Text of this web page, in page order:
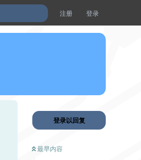
注册 登录
登录以回复
最早内容